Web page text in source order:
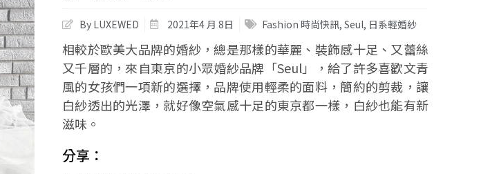
By LUXEWED 2021年4 月 8日 Fashion 時尚快訊, Seul, 日系輕婚紗
相較於歐美大品牌的婚紗，總是那樣的華麗、裝飾感十足、又蕾絲
又千層的，來自東京的小眾婚紗品牌「Seul」，給了許多喜歡文青
風的女孩們一項新的選擇，品牌使用輕柔的面料，簡約的剪裁，讓
白紗透出的光澤，就好像空氣感十足的東京都一樣，白紗也能有新
滋味。
分享：